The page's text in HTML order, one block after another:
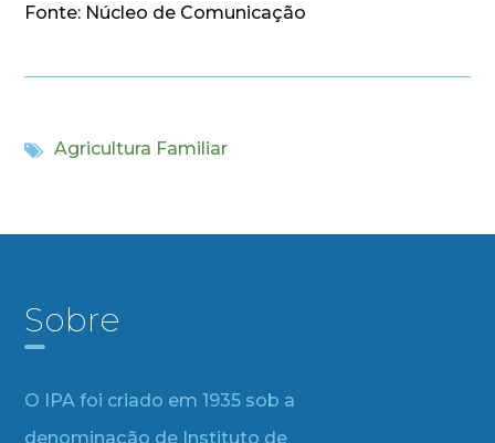
Fonte: Núcleo de Comunicação
Agricultura Familiar
Sobre
O IPA foi criado em 1935 sob a
denominação de Instituto de